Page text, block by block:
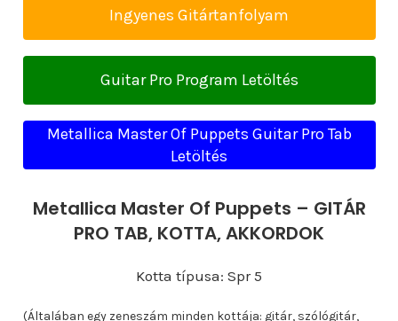
Ingyenes Gitártanfolyam
Guitar Pro Program Letöltés
Metallica Master Of Puppets Guitar Pro Tab
Letöltés
Metallica Master Of Puppets – GITÁR
PRO TAB, KOTTA, AKKORDOK
Kotta típusa: Spr 5
(Általában egy zeneszám minden kottája: gitár, szólógitár,